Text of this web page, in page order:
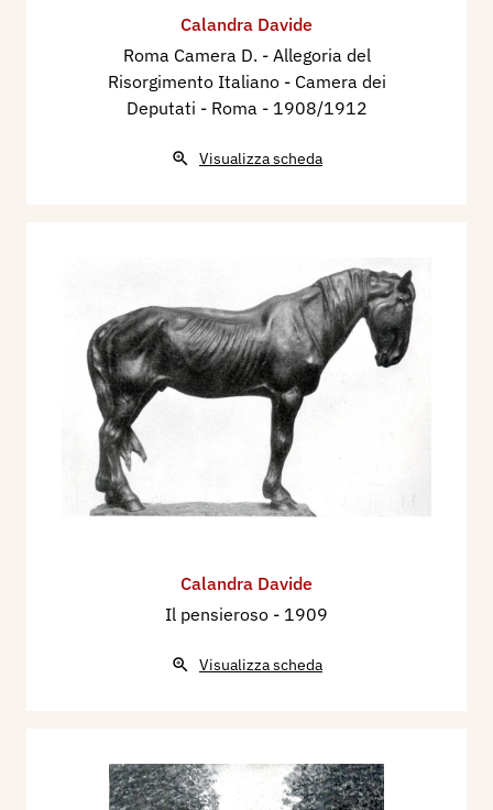
Calandra Davide
Roma Camera D. - Allegoria del
Risorgimento Italiano - Camera dei
Deputati - Roma - 1908/1912
Visualizza scheda
Calandra Davide
Il pensieroso - 1909
Visualizza scheda